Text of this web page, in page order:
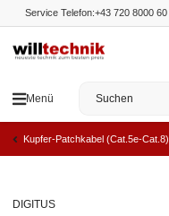
Service Telefon:+43 720 8000 60
Menü
Kupfer-Patchkabel (Cat.5e-Cat.8)
DIGITUS